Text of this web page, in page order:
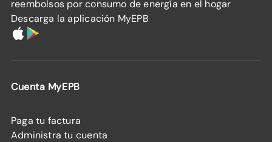
reembolsos por consumo de energía en el hogar
Descarga la aplicación MyEPB
Cuenta MyEPB
Paga tu factura
Administra tu cuenta